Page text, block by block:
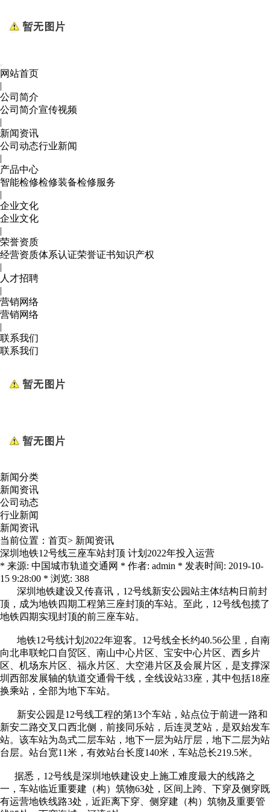
网站首页
|
公司简介
公司简介宣传视频
|
新闻资讯
公司动态行业新闻
|
产品中心
智能检修检修装备检修服务
|
企业文化
企业文化
|
荣誉资质
经营资质体系认证荣誉证书知识产权
|
人才招聘
|
营销网络
营销网络
|
联系我们
联系我们
新闻分类
新闻资讯
公司动态
行业新闻
新闻资讯
当前位置： 首页> 新闻资讯
深圳地铁12号线三座车站封顶 计划2022年投入运营
* 来源: 中国城市轨道交通网 * 作者: admin * 发表时间: 2019-10-
15 9:28:00 * 浏览: 388
深圳地铁建设又传喜讯，12号线新安公园站主体结构日前封
顶，成为地铁四期工程第三座封顶的车站。至此，12号线包揽了
地铁四期实现封顶的前三座车站。
地铁12号线计划2022年迎客。12号线全长约40.56公里，自南
向北串联蛇口自贸区、南山中心片区、宝安中心片区、西乡片
区、机场东片区、福永片区、大空港片区及会展片区，是支撑深
圳西部发展轴的轨道交通骨干线，全线设站33座，其中包括18座
换乘站，全部为地下车站。
新安公园是12号线工程的第13个车站，站点位于前进一路和
新安二路交叉口西北侧，前接同乐站，后连灵芝站，是双始发车
站。该车站为岛式二层车站，地下一层为站厅层，地下二层为站
台层。站台宽11米，有效站台长度140米，车站总长219.5米。
据悉，12号线是深圳地铁建设史上施工难度最大的线路之
一，车站临近重要建（构）筑物63处，区间上跨、下穿及侧穿既
有运营地铁线路3处，近距离下穿、侧穿建（构）筑物及重要管